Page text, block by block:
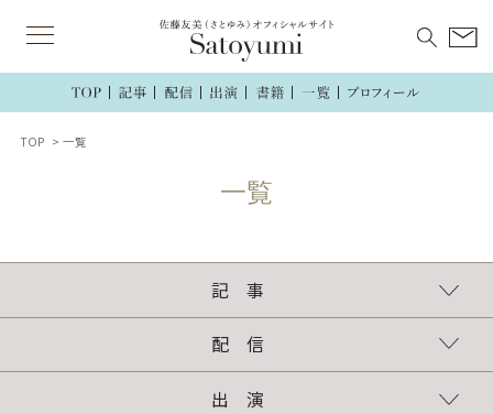
TOP 一覧
記 事
配 信
出 演